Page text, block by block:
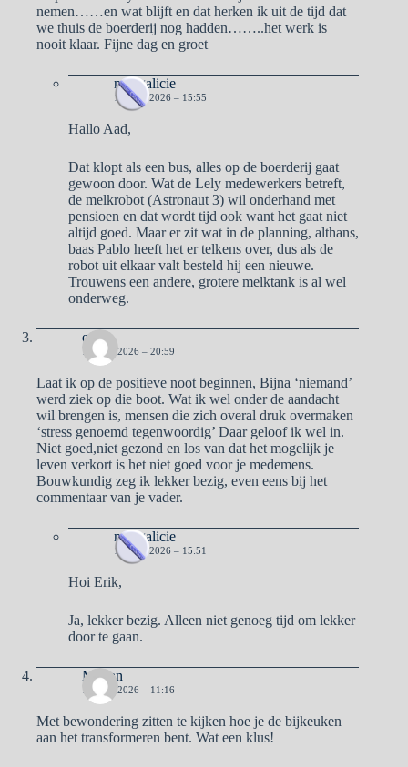
nemen……en wat blijft en dat herken ik uit de tijd dat
we thuis de boerderij nog hadden……..het werk is
nooit klaar. Fijne dag en groet
naargalicie
15 MEI 2026 – 15:55
Hallo Aad,
Dat klopt als een bus, alles op de boerderij gaat
gewoon door. Wat de Lely medewerkers betreft,
de melkrobot (Astronaut 3) wil onderhand met
pensioen en dat wordt tijd ook want het gaat niet
altijd goed. Maar er zit wat in de planning, althans,
baas Pablo heeft het er telkens over, dus als de
robot uit elkaar valt besteld hij een nieuwe.
Trouwens een andere, grotere melktank is al wel
onderweg.
erik
11 MEI 2026 – 20:59
Laat ik op de positieve noot beginnen, Bijna ‘niemand’
werd ziek op die boot. Wat ik wel onder de aandacht
wil brengen is, mensen die zich overal druk overmaken
‘stress genoemd tegenwoordig’ Daar geloof ik wel in.
Niet goed,niet gezond en los van dat het mogelijk je
leven verkort is het niet goed voor je medemens.
Bouwkundig zeg ik lekker bezig, even eens bij het
commentaar van je vader.
naargalicie
15 MEI 2026 – 15:51
Hoi Erik,
Ja, lekker bezig. Alleen niet genoeg tijd om lekker
door te gaan.
Marian
12 MEI 2026 – 11:16
Met bewondering zitten te kijken hoe je de bijkeuken
aan het transformeren bent. Wat een klus!